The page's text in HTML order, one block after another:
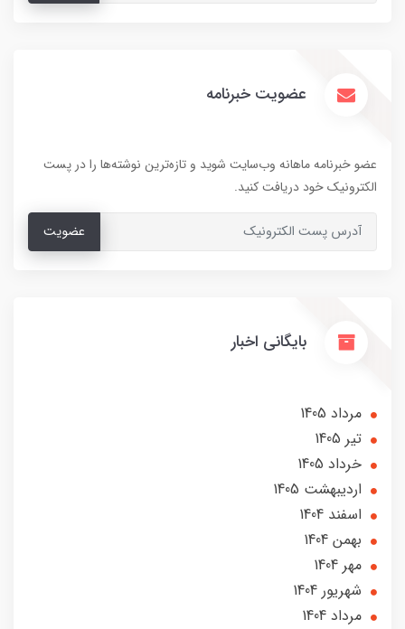
عضویت خبرنامه
عضو خبرنامه ماهانه وب‌سایت شوید و تازه‌ترین نوشته‌ها را در پست
الکترونیک خود دریافت کنید.
عضویت
بایگانی اخبار
مرداد 1405
تير 1405
خرداد 1405
ارديبهشت 1405
اسفند 1404
بهمن 1404
مهر 1404
شهریور 1404
مرداد 1404